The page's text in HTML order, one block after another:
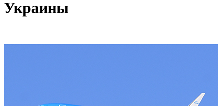
Украины